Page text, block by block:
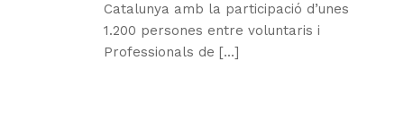
Catalunya amb la participació d’unes
1.200 persones entre voluntaris i
Professionals de [...]